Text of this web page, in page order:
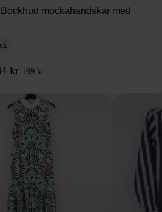
mockahandskar med
kr 169 kr